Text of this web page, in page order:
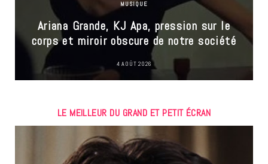
MUSIQUE
Ariana Grande, KJ Apa, pression sur le
corps et miroir obscure de notre société
4 AOÛT 2026
LE MEILLEUR DU GRAND ET PETIT ÉCRAN